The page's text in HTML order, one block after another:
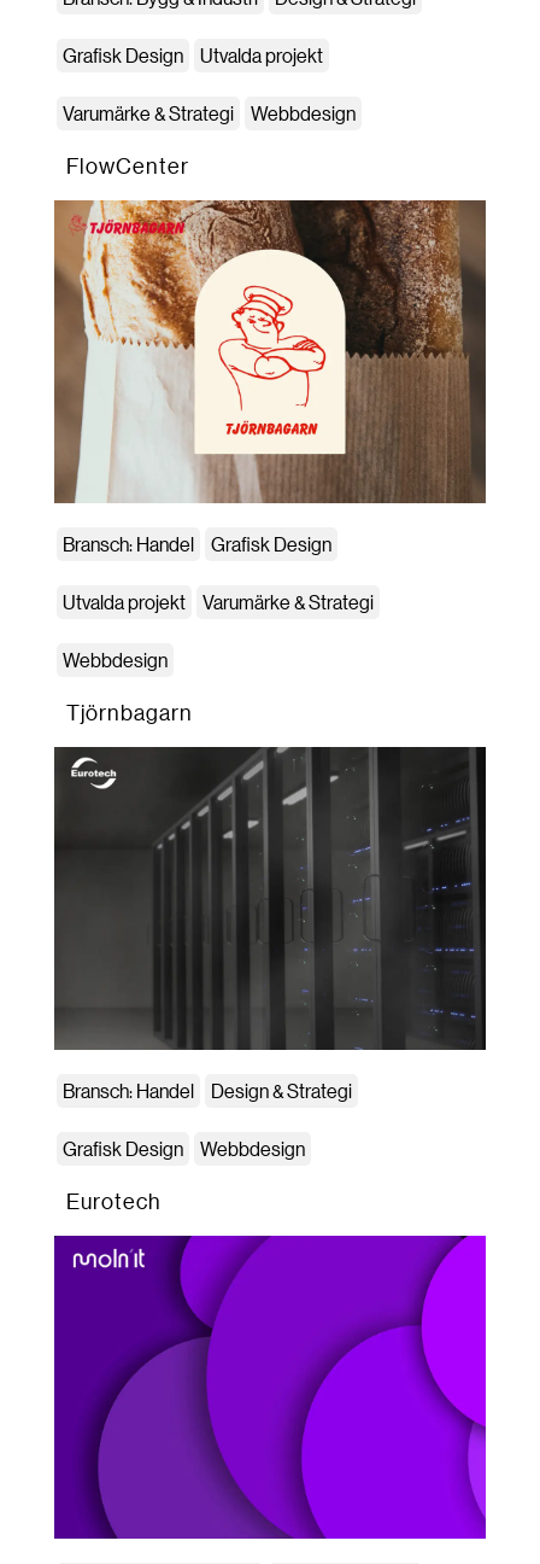
Grafisk Design Utvalda projekt
Varumärke & Strategi Webbdesign
FlowCenter
Bransch: Handel Grafisk Design
Utvalda projekt Varumärke & Strategi
Webbdesign
Tjörnbagarn
Bransch: Handel Design & Strategi
Grafisk Design Webbdesign
Eurotech